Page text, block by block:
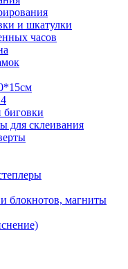
и шкатулки
часов
биговки
для склеивания
блокнотов, магниты